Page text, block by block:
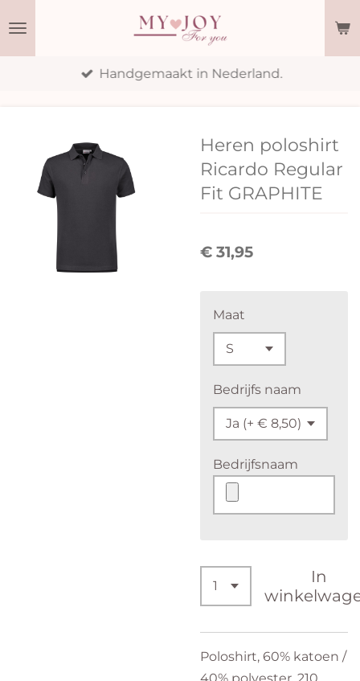
Handgemaakt in Nederland.
Heren poloshirt
Ricardo Regular
Fit GRAPHITE
€ 31,95
Maat
Bedrijfs naam
Bedrijfsnaam
In
Poloshirt, 60% katoen /